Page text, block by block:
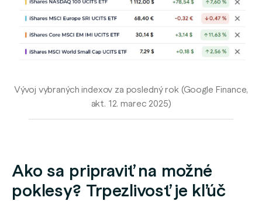
Vývoj vybraných indexov za posledný rok (Google Finance,
akt. 12. marec 2025)
Ako sa pripraviť na možné
poklesy? Trpezlivosť je kľúč